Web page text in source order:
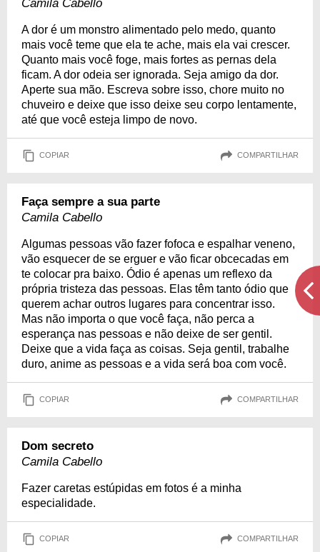
Camila Cabello
A dor é um monstro alimentado pelo medo, quanto
mais você teme que ela te ache, mais ela vai crescer.
Quanto mais você foge, mais fortes as pernas dela
ficam. A dor odeia ser ignorada. Seja amigo da dor.
Aperte sua mão. Escreva sobre isso, chore muito no
chuveiro e deixe que isso deixe seu corpo lentamente,
até que você esteja limpo de novo.
COPIAR COMPARTILHAR
Faça sempre a sua parte
Camila Cabello
Algumas pessoas vão fazer fofoca e espalhar veneno,
vão esquecer de se erguer e vão ficar obcecadas em
te colocar pra baixo. Ódio é apenas um reflexo da
própria tristeza das pessoas. Elas têm tanto ódio que
querem achar outros lugares para concentrar isso.
Mas não importa o que você faça, não perca a
esperança nas pessoas e não deixe de ser gentil.
Deixe que a vida faça as coisas. Seja gentil, trabalhe
duro, anime as pessoas e a vida será boa com você.
COPIAR COMPARTILHAR
Dom secreto
Camila Cabello
Fazer caretas estúpidas em fotos é a minha
especialidade.
COPIAR COMPARTILHAR